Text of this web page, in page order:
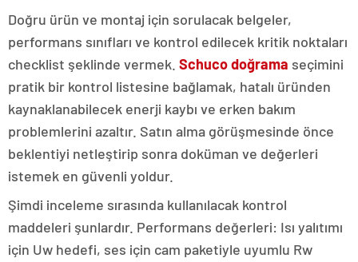
Doğru ürün ve montaj için sorulacak belgeler,
performans sınıfları ve kontrol edilecek kritik noktaları
checklist şeklinde vermek. Schuco doğrama seçimini
pratik bir kontrol listesine bağlamak, hatalı üründen
kaynaklanabilecek enerji kaybı ve erken bakım
problemlerini azaltır. Satın alma görüşmesinde önce
beklentiyi netleştirip sonra doküman ve değerleri
istemek en güvenli yoldur.
Şimdi inceleme sırasında kullanılacak kontrol
maddeleri şunlardır. Performans değerleri: Isı yalıtımı
için Uw hedefi, ses için cam paketiyle uyumlu Rw